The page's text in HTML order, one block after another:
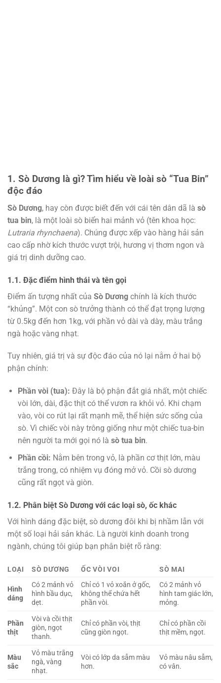
1. Sò Dương là gì? Tìm hiểu về loài sò “Tua Bin”
độc đáo
Sò Dương, hay còn được biết đến với cái tên dân dã là sò
tua bin, là một loài sò biển hai mảnh vỏ (tên khoa học:
Lutraria rhynchaena). Chúng được xếp vào hàng hải sản
cao cấp nhờ kích thước vượt trội, hương vị thơm ngon và
giá trị dinh dưỡng cao.
1.1. Đặc điểm hình thái và tên gọi
Điểm ấn tượng nhất của Sò Dương chính là kích thước
“khủng”. Một con sò trưởng thành có thể đạt trọng lượng
từ 0.5kg đến hơn 1kg, với phần vỏ dài và dày, màu trắng
ngà hoặc vàng nhạt.
Tuy nhiên, giá trị và sự độc đáo của nó lại nằm ở hai bộ
phận chính:
Phần vòi (tua): Đây là bộ phận đắt giá nhất, một chiếc
vòi lớn, dài, đặc thịt có thể vươn ra khỏi vỏ. Khi chạm
vào, vòi co rút lại rất mạnh mẽ, thể hiện sức sống của
sò. Vì chiếc vòi này trông giống như một chiếc tua-bin
nên người ta mới gọi nó là sò tua bin.
Phần cồi: Nằm bên trong vỏ, là phần cơ thịt lớn, màu
trắng trong, có nhiệm vụ đóng mở vỏ. Cồi sò dương
cũng rất ngọt và giòn.
1.2. Phân biệt Sò Dương với các loại sò, ốc khác
Với hình dáng đặc biệt, sò dương đôi khi bị nhầm lẫn với
một số loại hải sản khác. Là người kinh doanh trong
ngành, chúng tôi giúp bạn phân biệt rõ ràng:
LOẠI SÒ DƯƠNG ỐC VÒI VOI SÒ MAI
Hình
dáng
Có 2 mảnh vỏ
hình bầu dục,
dẹt.
Chỉ có 1 vỏ xoắn ở gốc,
không thể chứa hết
phần vòi.
Có 2 mảnh vỏ
hình tam giác lớn,
mỏng.
Phần
thịt
Vòi và cồi thịt
giòn, ngọt
thanh.
Chỉ có phần vòi, thịt
cũng giòn ngọt.
Chỉ có phần cồi
thịt mềm, ngọt.
Màu
sắc
Vỏ màu trắng
ngà, vàng
nhạt.
Vòi có lớp da sẫm màu
hơn.
Vỏ màu nâu sẫm,
có vân.